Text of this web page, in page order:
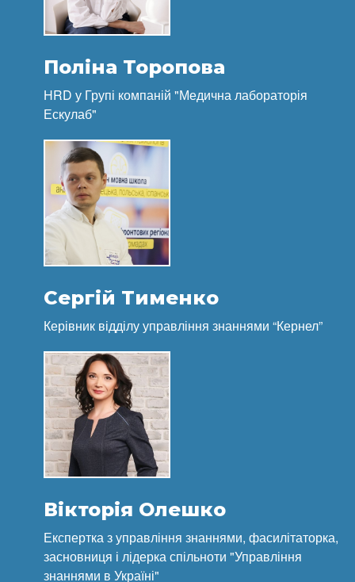
Поліна Торопова
HRD у Групі компаній "Медична лабораторія
Ескулаб"
Сергій Тименко
Керівник відділу управління знаннями “Кернел”
Вікторія Олешко
Експертка з управління знаннями, фасилітаторка,
засновниця і лідерка спільноти "Управління
знаннями в Україні"